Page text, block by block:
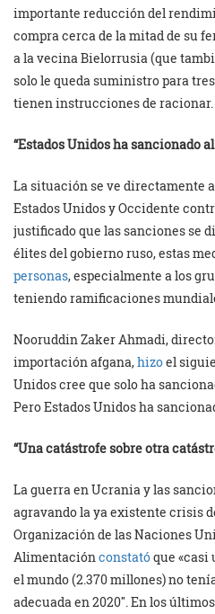
importante reducción del
compra cerca de la mitad de su
a la vecina Bielorrusia (que
solo le queda suministro para
tienen instrucciones de racionar.
“Estados Unidos ha sancionado
La situación se ve directamente
Estados Unidos y Occidente
justificado que las sanciones se
élites del gobierno ruso, estas
personas, especialmente a los
teniendo ramificaciones
Nooruddin Zaker Ahmadi,
importación afgana,hizoel
Unidos cree que solo ha
Pero Estados Unidos ha
“Una catástrofe sobre otra
La guerra en Ucrania y las
agravando la ya existente crisis
Organización de las Naciones
Alimentación constatóque «casi
el mundo (2.370 millones) no
adecuada en 2020″. En los